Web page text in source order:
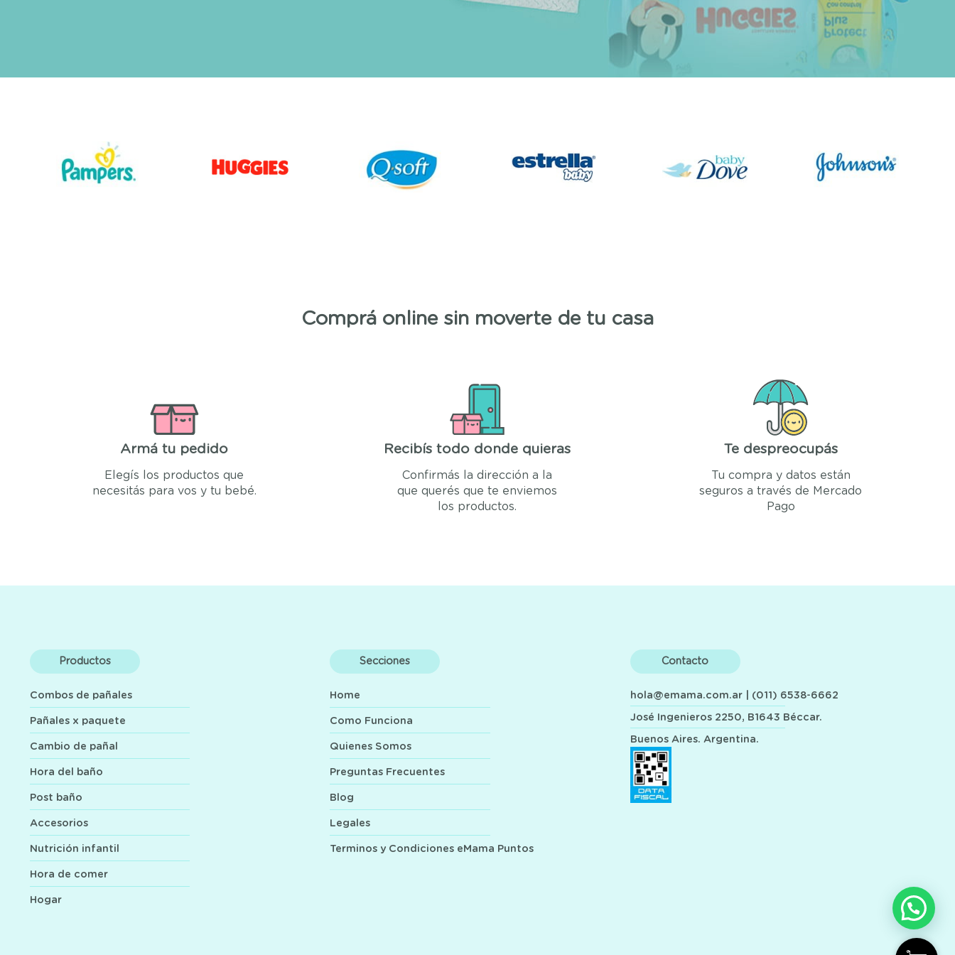
Comprá online sin moverte de tu casa
Armá tu pedido
Elegís los productos que
necesitás para vos y tu bebé.
Recibís todo donde quieras
Confirmás la dirección a la
que querés que te enviemos
los productos.
Te despreocupás
Tu compra y datos están
seguros a través de Mercado
Pago
Productos
Combos de pañales
Pañales x paquete
Cambio de pañal
Hora del baño
Post baño
Accesorios
Nutrición infantil
Hora de comer
Hogar
Secciones
Home
Como Funciona
Quienes Somos
Preguntas Frecuentes
Blog
Legales
Terminos y Condiciones eMama Puntos
Contacto
hola@emama.com.ar| (011) 6538-6662
José Ingenieros 2250, B1643 Béccar.
Buenos Aires. Argentina.